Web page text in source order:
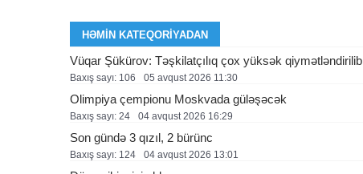
HƏMIN KATEQORIYADAN
Vüqar Şükürov: Təşkilatçılıq çox yüksək qiymətləndirilib
Baxış sayı: 106 05 avqust 2026 11:30
Olimpiya çempionu Moskvada güləşəcək
Baxış sayı: 24 04 avqust 2026 16:29
Son gündə 3 qızıl, 2 bürünc
Baxış sayı: 124 04 avqust 2026 13:01